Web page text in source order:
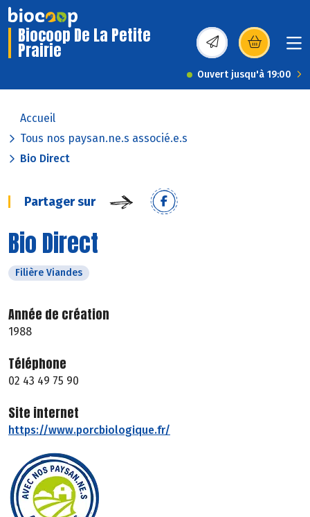
Biocoop De La Petite
Prairie (s’ouvre dans une
Ouvert jusqu'à 19:00
Accueil
Tous nos paysan.ne.s associé.e.s
Bio Direct
Partager sur
Bio Direct
Filière Viandes
Année de création
1988
Téléphone
02 43 49 75 90
Site internet
https://www.porcbiologique.fr/